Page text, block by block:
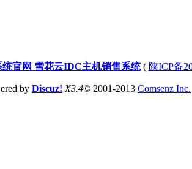
官网 雪花云IDC主机销售系统( 陕ICP备
by Discuz! X3.4© 2001-2013 Comsenz Inc.